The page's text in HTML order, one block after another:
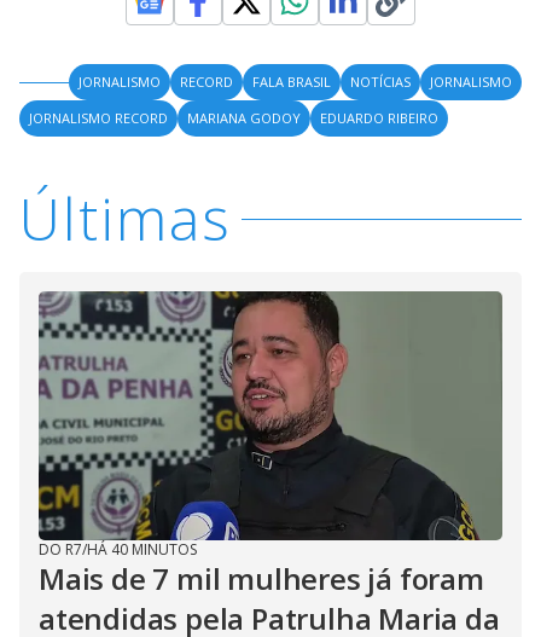
JORNALISMO RECORD FALA BRASIL NOTÍCIAS
JORNALISMO
JORNALISMO RECORD
MARIANA GODOY EDUARDO RIBEIRO
Últimas
DO R7/HÁ 40 MINUTOS
Mais de 7 mil mulheres já foram
atendidas pela Patrulha Maria da